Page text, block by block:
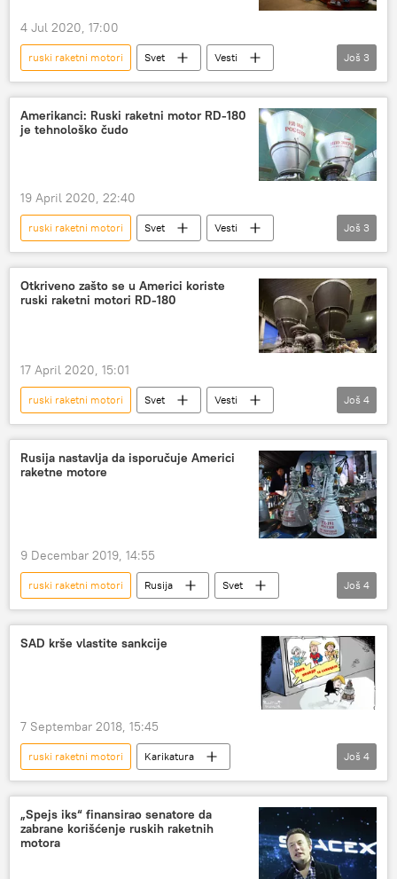
4 Jul 2020, 17:00
ruski raketni motori Svet
Vesti
Rusija
RD-180
Američko ratno vazduhoplovstvo
Još 3
Amerikanci: Ruski raketni motor RD-180
je tehnološko čudo
19 April 2020, 22:40
ruski raketni motori Svet
Vesti
RD-180
raketni motori SAD
Još 3
Otkriveno zašto se u Americi koriste
ruski raketni motori RD-180
17 April 2020, 15:01
ruski raketni motori Svet
Vesti
Rusija
RD-180
Vojska i naoružanje
Amerika
Još 4
Rusija nastavlja da isporučuje Americi
raketne motore
9 Decembar 2019, 14:55
ruski raketni motori Rusija
Svet
Vesti
raketni motori
kompanija
rakete
Još 4
SAD krše vlastite sankcije
7 Septembar 2018, 15:45
ruski raketni motori
Karikatura
Angela Merkel
Donald Tramp
Emanuel Makron
sankcije
Još 4
„Spejs iks“ finansirao senatore da
zabrane korišćenje ruskih raketnih
motora